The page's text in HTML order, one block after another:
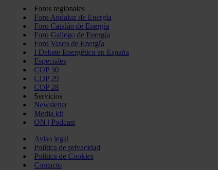
Foros regionales
Foro Andaluz de Energía
Foro Catalán de Energía
Foro Gallego de Energía
Foro Vasco de Energía
I Debate Energético en España
Especiales
COP 30
COP 29
COP 28
Servicios
Newsletter
Media kit
ON | Podcast
Aviso legal
Política de privacidad
Política de Cookies
Contacto